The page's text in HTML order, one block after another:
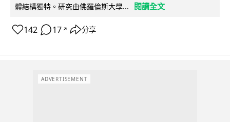
體結構獨特。研究由佛羅倫斯大學...
閱讀全文
142 17 ↗ 分享
ADVERTISEMENT